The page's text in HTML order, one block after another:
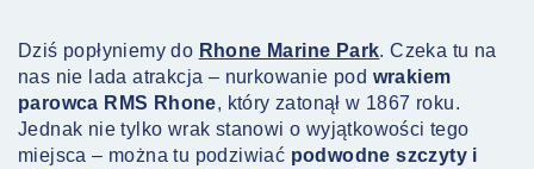
Dziś popłyniemy do Rhone Marine Park. Czeka tu na
nas nie lada atrakcja – nurkowanie pod wrakiem
parowca RMS Rhone, który zatonął w 1867 roku.
Jednak nie tylko wrak stanowi o wyjątkowości tego
miejsca – można tu podziwiać podwodne szczyty i